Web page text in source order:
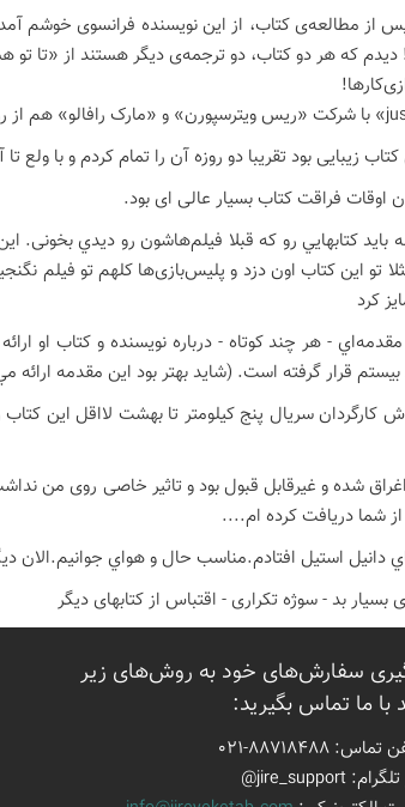
از مطالعه‌ی کتاب، از این نویسنده فرانسوی خوشم
که هر دو کتاب، دو ترجمه‌ی دیگر هستند از «تا تو
زیبایی بود تقریبا دو روزه آن را تمام کردم و با
اوقات فراقت کتاب بسیار عالی ای بود.
بايد كتابهايي رو كه قبلا فيلم‌هاشون رو ديدي
تو اين كتاب اون دزد و پليس‌بازی‌ها كلهم تو فيلم
كرد
- هر چند كوتاه - درباره نويسنده و كتاب او
قرار گرفته است. (شايد بهتر بود اين مقدمه ارائه
کارگردان سریال پنج کیلومتر تا بهشت لااقل این
شده و غیرقابل قبول بود و تاثیر خاصی روی من
شما دریافت کرده ام....
دانيل استيل افتادم.مناسب حال و هواي جوانيم.الان
بسیار بد - سوژه تکراری - اقتباس از کتابهای دیگر
سفارش‌های خود به روش‌های زیر
با ما تماس بگیرید:
تماس: 021-88718488
@jire_support